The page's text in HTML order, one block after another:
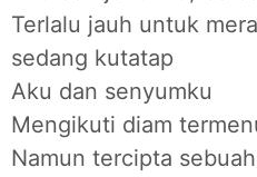
Terlalu jauh untuk
sedang kutatap
Aku dan senyumku
Mengikuti diam
Namun tercipta